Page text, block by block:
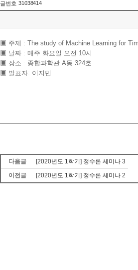
글번호 31038414
▣ 주제 : The study of Machine Learning for
▣ 날짜 : 매주 화요일 오전 10시
▣ 장소 : 종합과학관 A동 324호
▣ 발표자: 이지민
다음글
[2020년도 1학기] 정수론 세미나 3
이전글
[2020년도 1학기] 정수론 세미나 2